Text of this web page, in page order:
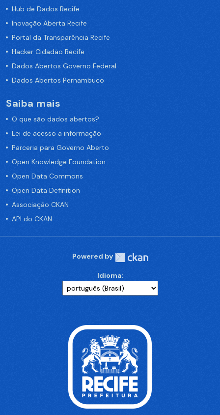
Hub de Dados Recife
Inovação Aberta Recife
Portal da Transparência Recife
Hacker Cidadão Recife
Dados Abertos Governo Federal
Dados Abertos Pernambuco
Saiba mais
O que são dados abertos?
Lei de acesso a informação
Parceria para Governo Aberto
Open Knowledge Foundation
Open Data Commons
Open Data Definition
Associação CKAN
API do CKAN
Powered by
Idioma